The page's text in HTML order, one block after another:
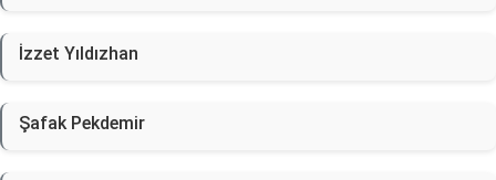
İzzet Yıldızhan
Şafak Pekdemir